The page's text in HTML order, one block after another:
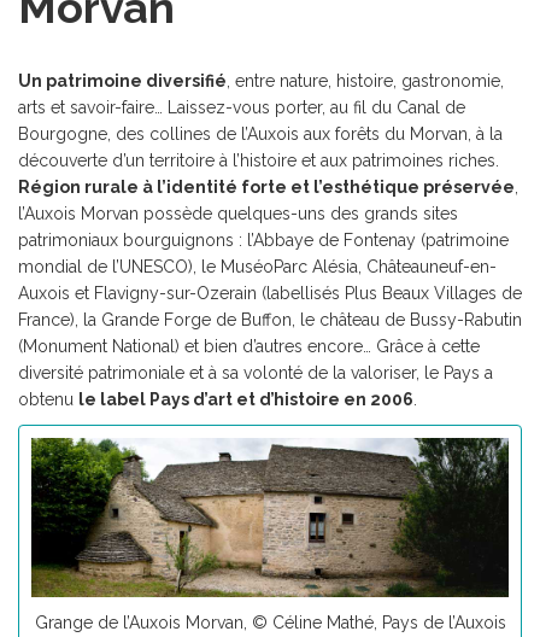
Un patrimoine diversifié , entre nature, histoire, gastronomie,
arts et savoir-faire… Laissez-vous porter, au fil du Canal de
Bourgogne, des collines de l’Auxois aux forêts du Morvan, à la
découverte d’un territoire à l’histoire et aux patrimoines riches.
Région rurale à l’identité forte et l’esthétique préservée
l’Auxois Morvan possède quelques-uns des grands sites
patrimoniaux bourguignons : l’Abbaye de Fontenay (patrimoine
mondial de l’UNESCO), le MuséoParc Alésia, Châteauneuf-en-
Auxois et Flavigny-sur-Ozerain (labellisés Plus Beaux Villages de
France), la Grande Forge de Buffon, le château de Bussy-Rabutin
(Monument National) et bien d’autres encore… Grâce à cette
diversité patrimoniale et à sa volonté de la valoriser, le Pays a
obtenu le label Pays d’art et d’histoire en 2006
Grange de l’Auxois Morvan, © Céline Mathé, Pays de l’Auxois